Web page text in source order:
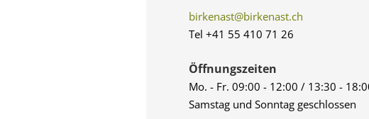
birkenast@birkenast.ch
Tel +41 55 410 71 26
Öffnungszeiten
Mo. - Fr. 09:00 - 12:00 / 13:30 -
Samstag und Sonntag geschlossen